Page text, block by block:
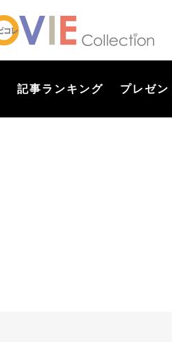
記事ランキング プレゼン